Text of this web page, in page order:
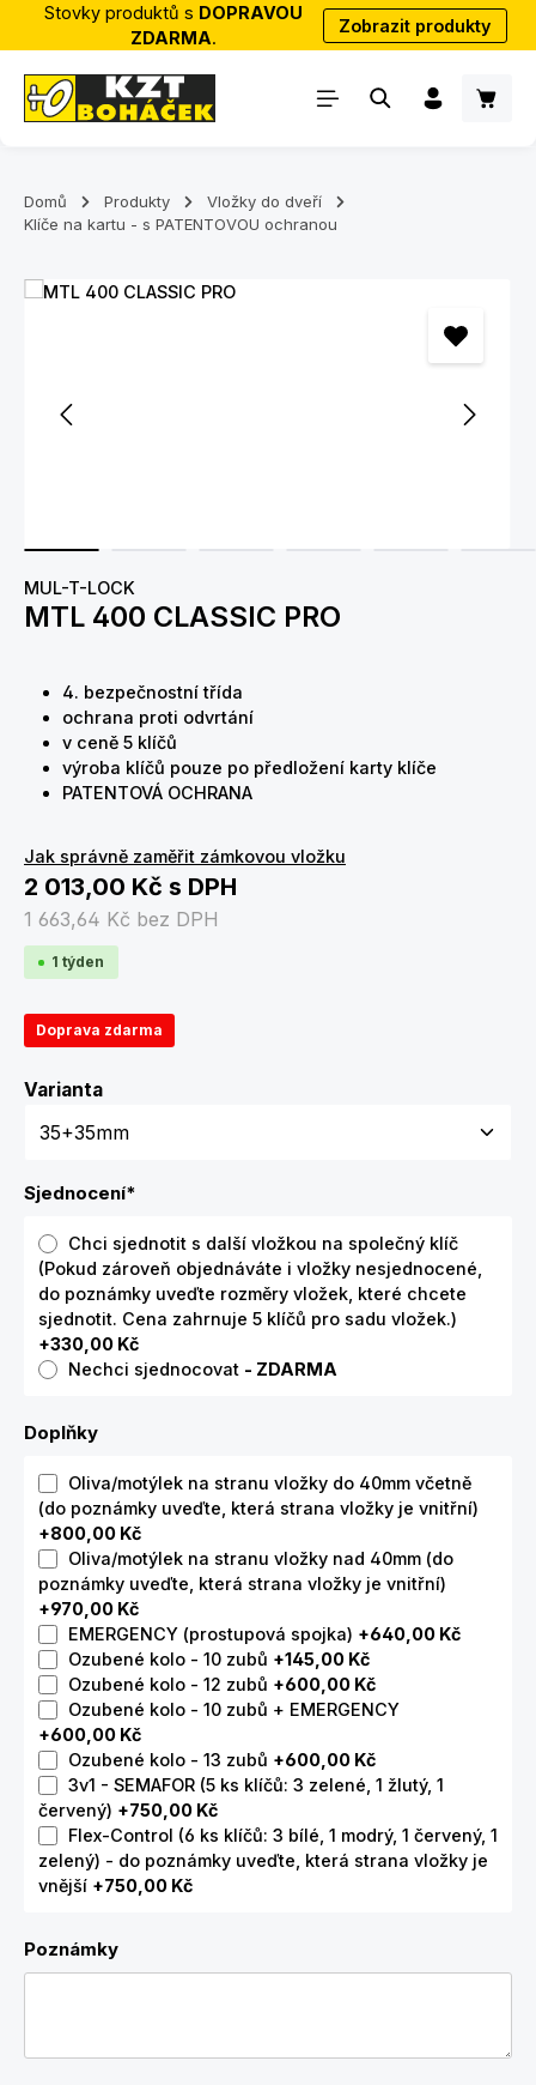
Přejít na hlavní obsah
Stovky produktů s DOPRAVOU
ZDARMA.
Zobrazit produkty
Domů Produkty
Vložky do dveří
Klíče na kartu - s PATENTOVOU ochranou
Přeskočit galerii obrázků
MUL-T-LOCK
MTL 400 CLASSIC PRO
4. bezpečnostní třída
ochrana proti odvrtání
v ceně 5 klíčů
výroba klíčů pouze po předložení karty klíče
PATENTOVÁ OCHRANA
Jak správně zaměřit zámkovou vložku
2 013,00 Kč s DPH
1 663,64 Kč bez DPH
1 týden
Doprava zdarma
VariantaZvolte variantu
Sjednocení*
Chci sjednotit s další vložkou na společný klíč
(Pokud zároveň objednáváte i vložky nesjednocené,
do poznámky uveďte rozměry vložek, které chcete
sjednotit. Cena zahrnuje 5 klíčů pro sadu vložek.)
+330,00 Kč
Nechci sjednocovat - ZDARMA
Doplňky
Oliva/motýlek na stranu vložky do 40mm včetně
(do poznámky uveďte, která strana vložky je vnitřní)
+800,00 Kč
Oliva/motýlek na stranu vložky nad 40mm (do
poznámky uveďte, která strana vložky je vnitřní)
+970,00 Kč
EMERGENCY (prostupová spojka) +640,00 Kč
Ozubené kolo - 10 zubů +145,00 Kč
Ozubené kolo - 12 zubů +600,00 Kč
Ozubené kolo - 10 zubů + EMERGENCY
+600,00 Kč
Ozubené kolo - 13 zubů +600,00 Kč
3v1 - SEMAFOR (5 ks klíčů: 3 zelené, 1 žlutý, 1
červený) +750,00 Kč
Flex-Control (6 ks klíčů: 3 bílé, 1 modrý, 1 červený, 1
zelený) - do poznámky uveďte, která strana vložky je
vnější +750,00 Kč
Poznámky